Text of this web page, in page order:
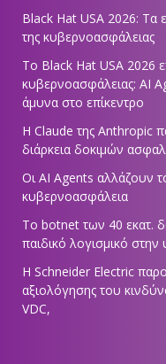
Black Hat USA 2026: Τα
της κυβερνοασφάλειας
Το Black Hat USA 2026
κυβερνοασφάλειας: AI
άμυνα στο επίκεντρο
Η Claude της Anthropic
διάρκεια δοκιμών
Οι AI Agents αλλάζουν
κυβερνοασφάλεια
Το botnet των 40 εκατ.
παιδικό λογισμικό
Η Schneider Electric
αξιολόγησης του
VDC,